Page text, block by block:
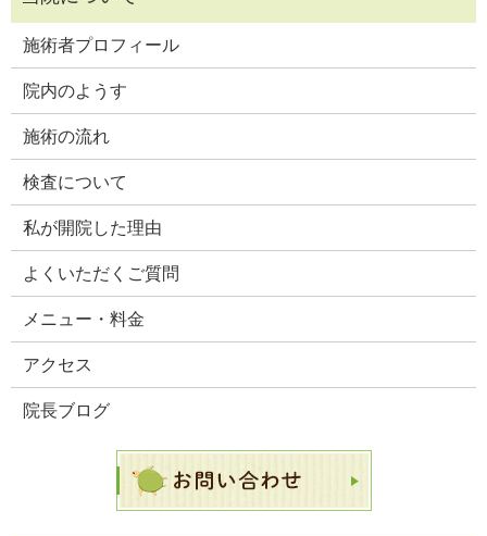
施術者プロフィール
院内のようす
施術の流れ
検査について
私が開院した理由
よくいただくご質問
メニュー・料金
アクセス
院長ブログ